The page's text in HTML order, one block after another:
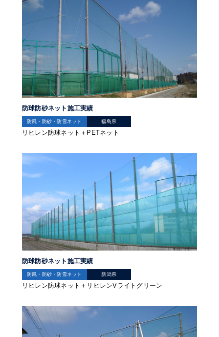
防球防砂ネット施工実績
防風・防砂・防雪ネット 福島県
リヒレン防球ネット＋PETネット
防球防砂ネット施工実績
防風・防砂・防雪ネット 新潟県
リヒレン防球ネット＋リヒレンVライトグリーン